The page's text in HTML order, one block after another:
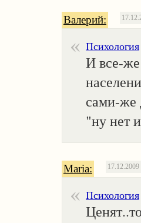
Валерий:
Психология
И все-
сами-же
"ну нет
Maria: 17.12.2009
Психология